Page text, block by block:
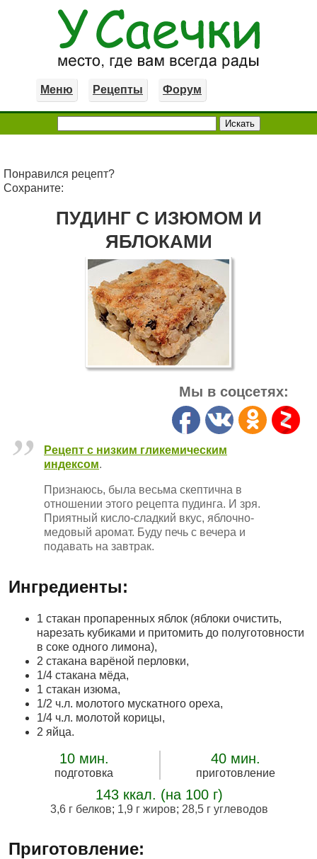
Меню Рецепты Форум
Понравился рецепт?
Сохраните:
ПУДИНГ С ИЗЮМОМ И
ЯБЛОКАМИ
Мы в соцсетях:
Рецепт с низким гликемическим
индексом.
Признаюсь, была весьма скептична в
отношении этого рецепта пудинга. И зря.
Приятный кисло-сладкий вкус, яблочно-
медовый аромат. Буду печь с вечера и
подавать на завтрак.
Ингредиенты:
1 стакан пропаренных яблок (яблоки очистить,
нарезать кубиками и притомить до полуготовности
в соке одного лимона),
2 стакана варёной перловки,
1/4 стакана мёда,
1 стакан изюма,
1/2 ч.л. молотого мускатного ореха,
1/4 ч.л. молотой корицы,
2 яйца.
10 мин.
подготовка
40 мин.
приготовление
143 ккал. (на 100 г)
3,6 г белков; 1,9 г жиров; 28,5 г углеводов
Приготовление: